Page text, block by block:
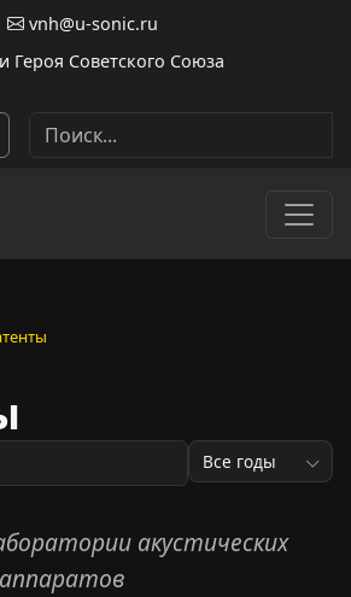
vnh@u-sonic.ru
Героя Советского Союза
акустических